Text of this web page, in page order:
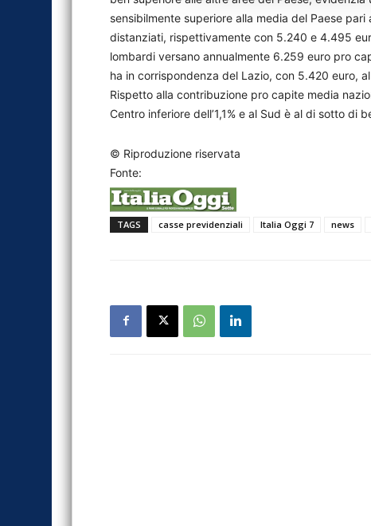
sensibilmente superiore alla media del Paese
distanziati, rispettivamente con 5.240 e 4.495
lombardi versano annualmente 6.259 euro pro
ha in corrispondenza del Lazio, con 5.420 euro,
Rispetto alla contribuzione pro capite media
Centro inferiore dell’1,1% e al Sud è al di sotto di
© Riproduzione riservata
Fonte:
TAGS casse previdenziali Italia Oggi 7 news